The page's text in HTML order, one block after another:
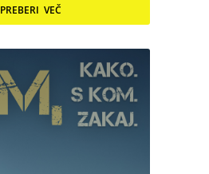
PREBERI VEČ